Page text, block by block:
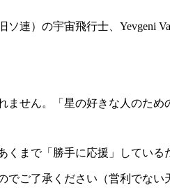
連）の宇宙飛行士、Yevgeni
せん。「星の好きな人のため
くまで「勝手に応援」している
ご了承ください（営利でな